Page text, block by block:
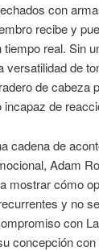
con
recibe y
real. Sin
versatilidad de
de cabeza
de
cadena de
Adam
mostrar cómo
y no
con
concepción